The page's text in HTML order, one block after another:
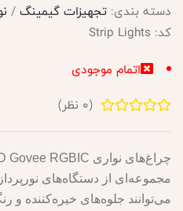
دسته بندی: تجهیزات گیمینگ/
کد: Strip Lights
اتمام موجودی
(
0 نظر)
مجموعه‌ای از دستگاه‌های
می‌توانند جلوه‌های خیره‌کننده و